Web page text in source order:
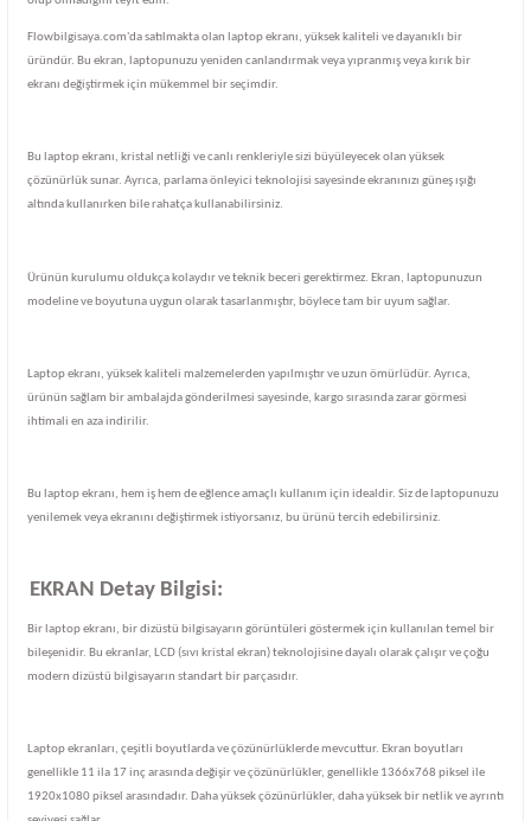
Flowbilgisaya.com'da satılmakta olan laptop ekranı, yüksek kaliteli ve dayanıklı bir
üründür. Bu ekran, laptopunuzu yeniden canlandırmak veya yıpranmış veya kırık bir
ekranı değiştirmek için mükemmel bir seçimdir.
Bu laptop ekranı, kristal netliği ve canlı renkleriyle sizi büyüleyecek olan yüksek
çözünürlük sunar. Ayrıca, parlama önleyici teknolojisi sayesinde ekranınızı güneş ışığı
altında kullanırken bile rahatça kullanabilirsiniz.
Ürünün kurulumu oldukça kolaydır ve teknik beceri gerektirmez. Ekran, laptopunuzun
modeline ve boyutuna uygun olarak tasarlanmıştır, böylece tam bir uyum sağlar.
Laptop ekranı, yüksek kaliteli malzemelerden yapılmıştır ve uzun ömürlüdür. Ayrıca,
ürünün sağlam bir ambalajda gönderilmesi sayesinde, kargo sırasında zarar görmesi
ihtimali en aza indirilir.
Bu laptop ekranı, hem iş hem de eğlence amaçlı kullanım için idealdir. Siz de laptopunuzu
yenilemek veya ekranını değiştirmek istiyorsanız, bu ürünü tercih edebilirsiniz.
EKRAN Detay Bilgisi:
Bir laptop ekranı, bir dizüstü bilgisayarın görüntüleri göstermek için kullanılan temel bir
bileşenidir. Bu ekranlar, LCD (sıvı kristal ekran) teknolojisine dayalı olarak çalışır ve çoğu
modern dizüstü bilgisayarın standart bir parçasıdır.
Laptop ekranları, çeşitli boyutlarda ve çözünürlüklerde mevcuttur. Ekran boyutları
genellikle 11 ila 17 inç arasında değişir ve çözünürlükler, genellikle 1366x768 piksel ile
1920x1080 piksel arasındadır. Daha yüksek çözünürlükler, daha yüksek bir netlik ve ayrıntı